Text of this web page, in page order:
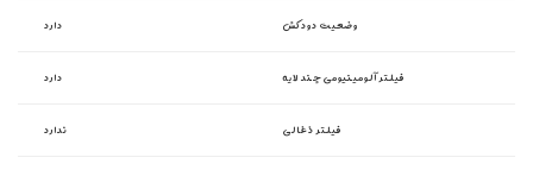
دارد وضعیت دودکش
دارد فیلتر آلومینیومی چند لایه
ندارد فیلتر ذغالی